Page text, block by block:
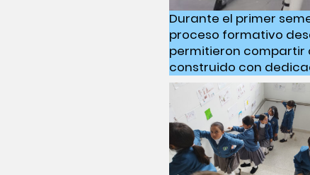
Durante el primer
proceso formativo
permitieron compartir
construido con